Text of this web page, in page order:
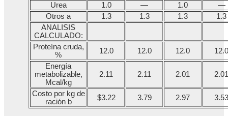
Urea
1.0 — 1.0
—
Otros a
1.3 1.3 1.3
1.3
ANALISIS
CALCULADO:
Proteína cruda,
%
12.0 12.0 12.0
12.0
Energía
metabolizable,
Mcal/kg
2.11 2.11 2.01 2.01
Costo por kg de
ración b
$3.22 3.79 2.97 3.53